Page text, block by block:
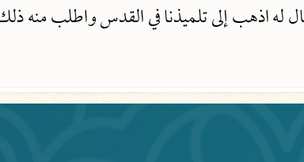
له اذهب إلى تلميذنا في القدس واطلب منه